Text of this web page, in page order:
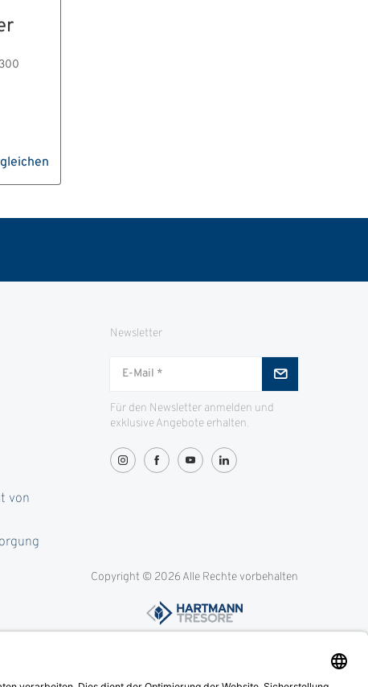
von
Newsletter
Für den Newsletter anmelden und
exklusive Angebote erhalten.
Copyright © 2026 Alle Rechte vorbehalten